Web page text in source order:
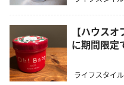
【ハウス
に期間限
ライフスタイル